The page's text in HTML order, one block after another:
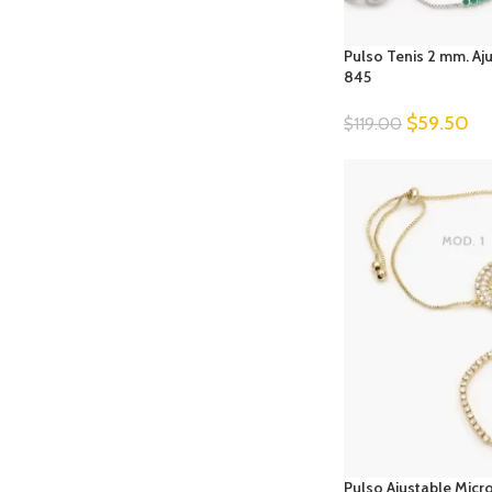
Pulso Tenis 2 mm.
845
$119.00 $59.50
Pulso Ajustable